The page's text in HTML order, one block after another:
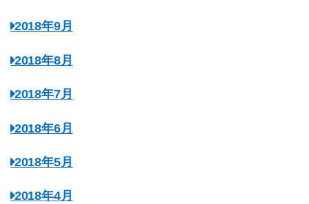
2018年9月
2018年8月
2018年7月
2018年6月
2018年5月
2018年4月